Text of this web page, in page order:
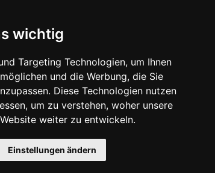
wichtig
Targeting Technologien, um Ihnen
und die Werbung, die Sie
Diese Technologien nutzen
um zu verstehen, woher unsere
weiter zu entwickeln.
Einstellungen ändern
stellen
& SUPPORT
gestellte Fragen
stellen